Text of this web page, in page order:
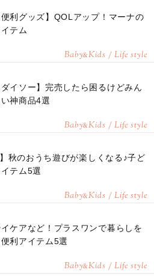
便利グッズ】QOLアップ！マーナの
テム
Baby&Kids / Life style
ダイソー】完売したら困るけどみん
神商品4選
Baby&Kids / Life style
秋のおうち遊びが楽しくなる♪子ど
テム5選
Baby&Kids / Life style
ケアなど！プラスワンで暮らしを
利アイテム5選
Baby&Kids / Life style